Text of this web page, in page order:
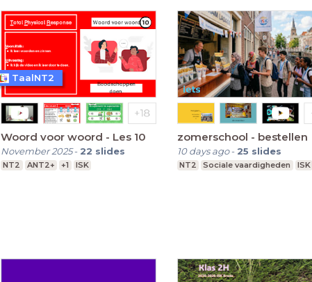
Woord voor woord - Les 10
November 2025- 22 slides
NT2 ANT2+ +1 ISK
TaalNT2
zomerschool - bestellen
10 days ago- 25 slides
NT2 Sociale vaardigheden ISK